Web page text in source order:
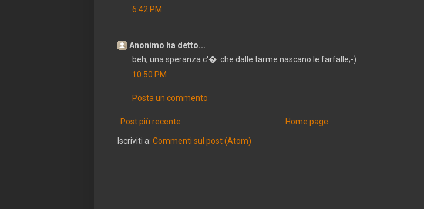
6:42 PM
Anonimo ha detto...
beh, una speranza c'�: che dalle tarme nascano le farfalle;-)
10:50 PM
Posta un commento
Post più recente Home page
Iscriviti a: Commenti sul post (Atom)